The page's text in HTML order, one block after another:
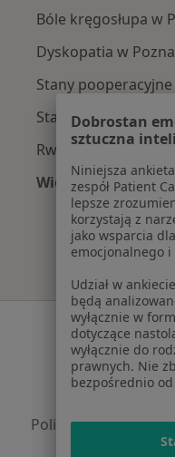
Bóle kręgosłupa w
Dyskopatia w
Stany
Stany pourazowe
Rwa kulszowa w
Więcej (15)
Więcej w
Polityka
Polityka
dane
Dobrostan
sztuczna
Niniejsza
zespół Patient
lepsze
korzystają z
jako wsparcia
emocjonalnego
Udział w
będą
wyłącznie w
dotyczące
wyłącznie do
prawnych. Nie
bezpośrednio